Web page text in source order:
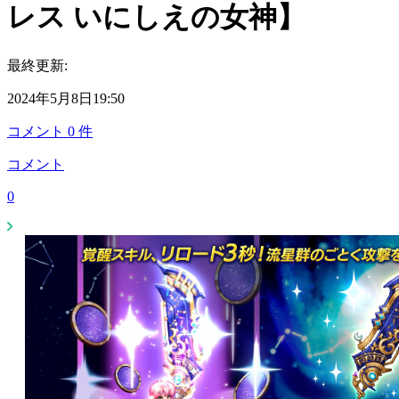
レス いにしえの女神】
最終更新:
2024年5月8日19:50
コメント 0 件
コメント
0